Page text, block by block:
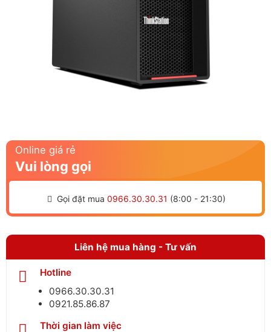
Online giá rẻ
Vui lòng gọi
Gọi đặt mua 0966.30.30.31 (8:00 - 21:30)
Liên hệ mua hàng - Tư vấn
Hotline
0966.30.30.31
0921.85.86.87
Thời gian làm việc